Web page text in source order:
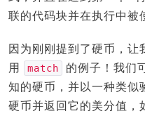
联的代码块并在执行中被
因为刚刚提到了硬币，让
用
match
的例子！我们
知的硬币，并以一种类似
硬币并返回它的美分值，